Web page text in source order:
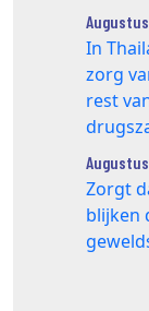
In
zorg
rest
Zorgt
blijken